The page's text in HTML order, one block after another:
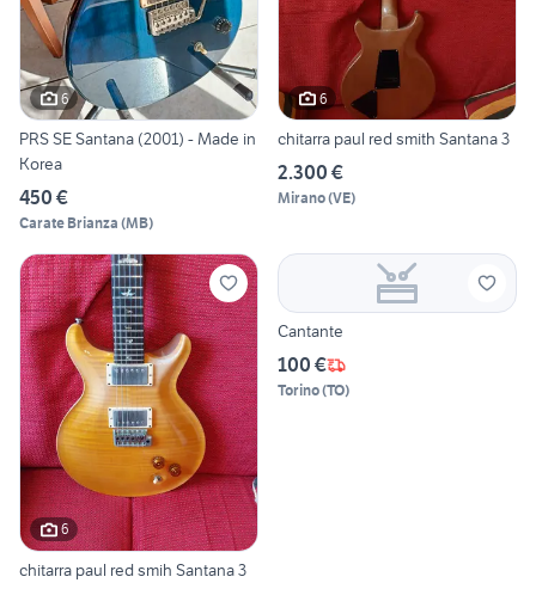
6
PRS SE Santana (2001) - Made in
Korea
450 €
Carate Brianza (MB)
6
chitarra paul red smith Santana 3
2.300 €
Mirano(VE)
6
chitarra paul red smih Santana 3
Cantante
100 €
Torino(TO)